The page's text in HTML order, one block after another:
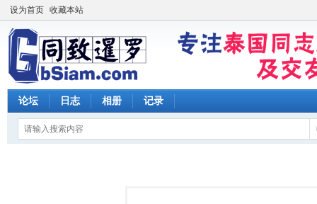
设为首页 收藏本站
论坛 日志 相册 记录